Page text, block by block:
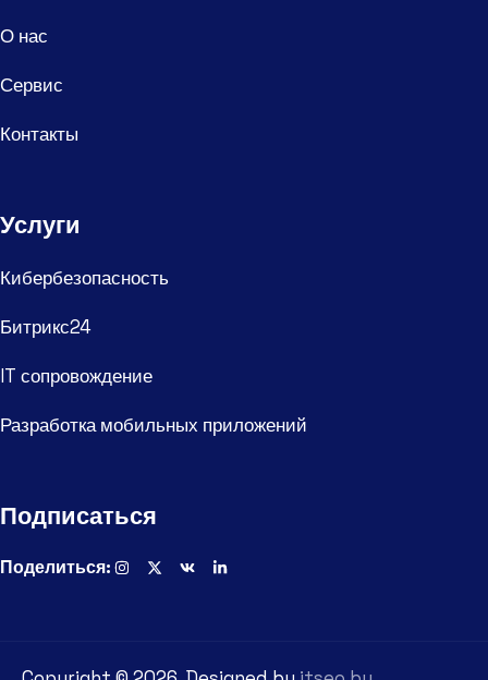
О нас
Сервис
Контакты
Услуги
Кибербезопасность
Битрикс24
IT сопровождение
Разработка мобильных приложений
Подписаться
Поделиться: